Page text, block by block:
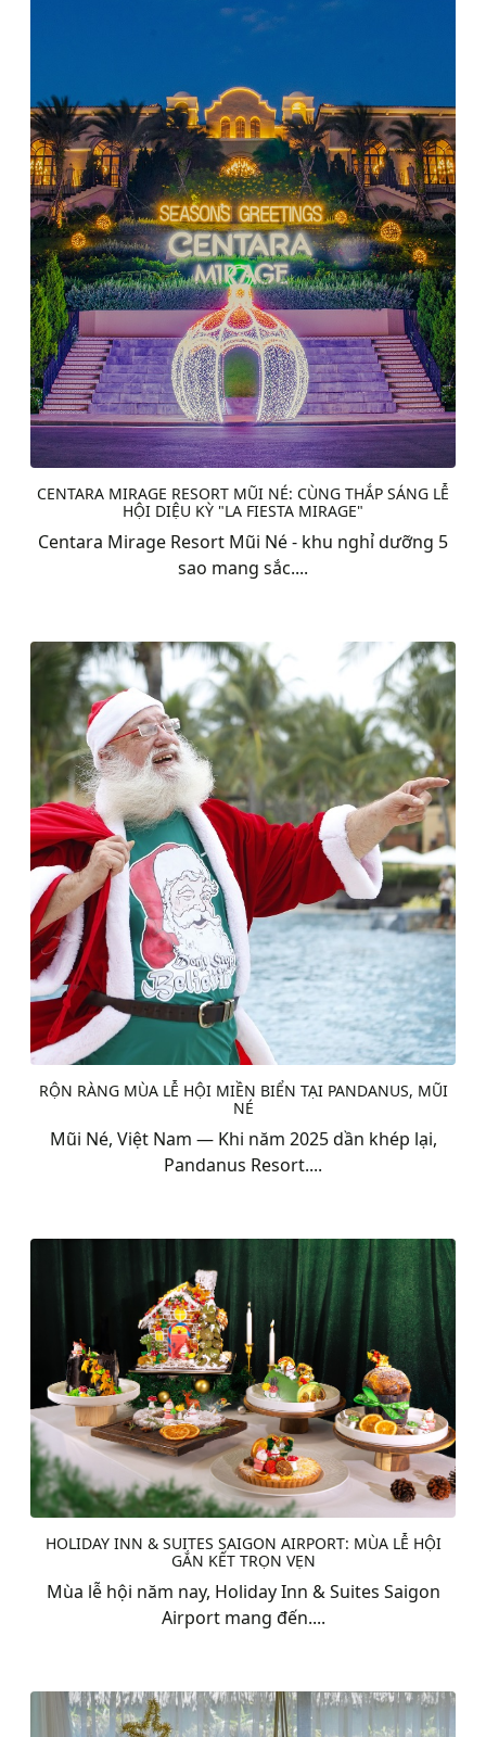
CENTARA MIRAGE RESORT MŨI NÉ: CÙNG THẮP SÁNG LỄ
HỘI DIỆU KỲ "LA FIESTA MIRAGE"
Centara Mirage Resort Mũi Né - khu nghỉ dưỡng 5
sao mang sắc....
RỘN RÀNG MÙA LỄ HỘI MIỀN BIỂN TẠI PANDANUS, MŨI
NÉ
Mũi Né, Việt Nam — Khi năm 2025 dần khép lại,
Pandanus Resort....
HOLIDAY INN & SUITES SAIGON AIRPORT: MÙA LỄ HỘI
GẮN KẾT TRỌN VẸN
Mùa lễ hội năm nay, Holiday Inn & Suites Saigon
Airport mang đến....